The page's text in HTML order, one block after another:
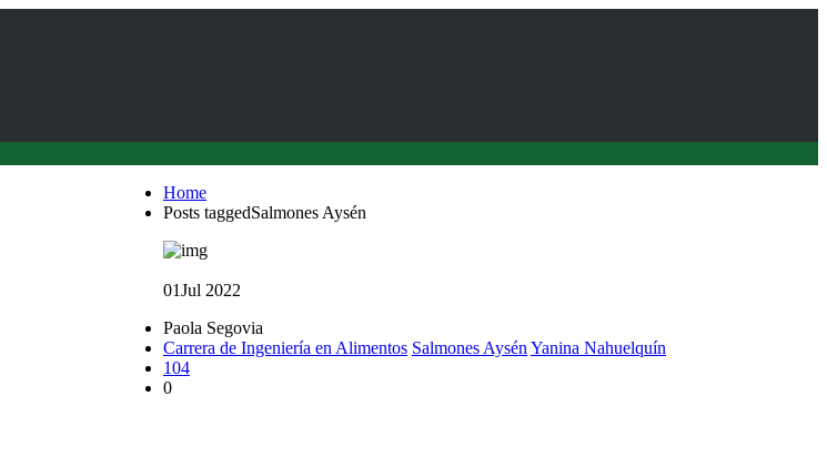
Home
Posts taggedSalmones Aysén
01Jul 2022
Paola Segovia
Carrera de Ingeniería en Alimentos Salmones Aysén Yanina Nahuelquín
104
0